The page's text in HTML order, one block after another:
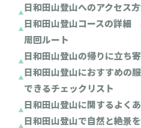
日和田山登山へのアクセス
日和田山登山コースの詳細
周回ルート
日和田山登山の帰りに立ち
日和田山登山におすすめの
できるチェックリスト
日和田山登山に関するよく
日和田山登山で自然と絶景